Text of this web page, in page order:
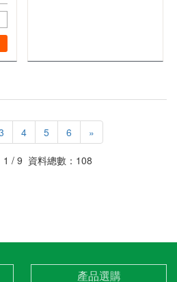
4 5 6 »
1 / 9 資料總數：108
產品選購